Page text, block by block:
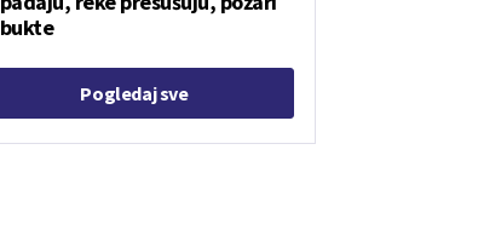
bukte
Pogledaj sve